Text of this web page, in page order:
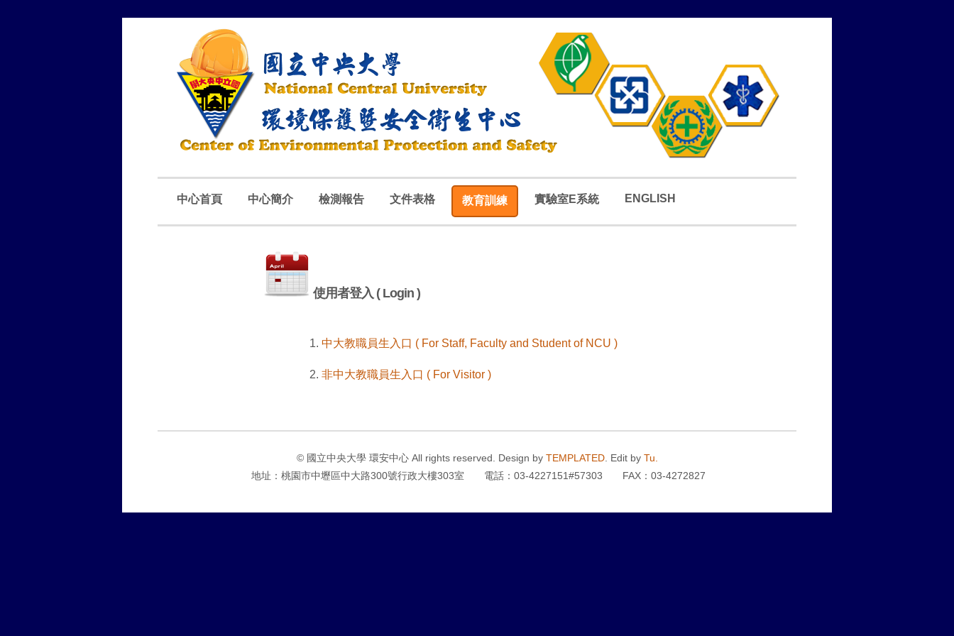
中心首頁 中心簡介 檢測報告 文件表格 教育訓練 實驗室E系統 ENGLISH
使用者登入 ( Login )
1. 中大教職員生入口 ( For Staff, Faculty and Student of NCU )
2. 非中大教職員生入口 ( For Visitor )
© 國立中央大學 環安中心 All rights reserved. Design by TEMPLATED. Edit by Tu
地址：桃園市中壢區中大路300號行政大樓303室 電話：03-4227151#57303 FAX：03-4272827